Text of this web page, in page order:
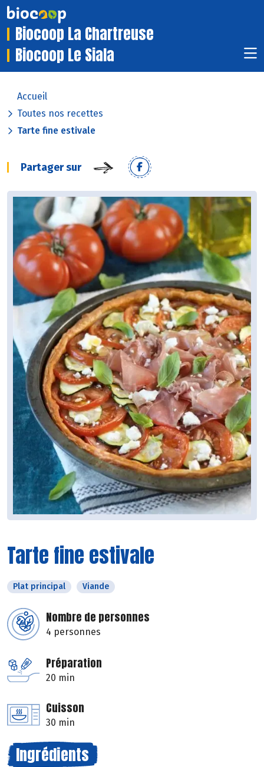
Biocoop La Chartreuse
Biocoop Le Siala
Accueil
Toutes nos recettes
Tarte fine estivale
Partager sur
Tarte fine estivale
Plat principal Viande
Nombre de personnes
4 personnes
Préparation
20 min
Cuisson
30 min
Ingrédients